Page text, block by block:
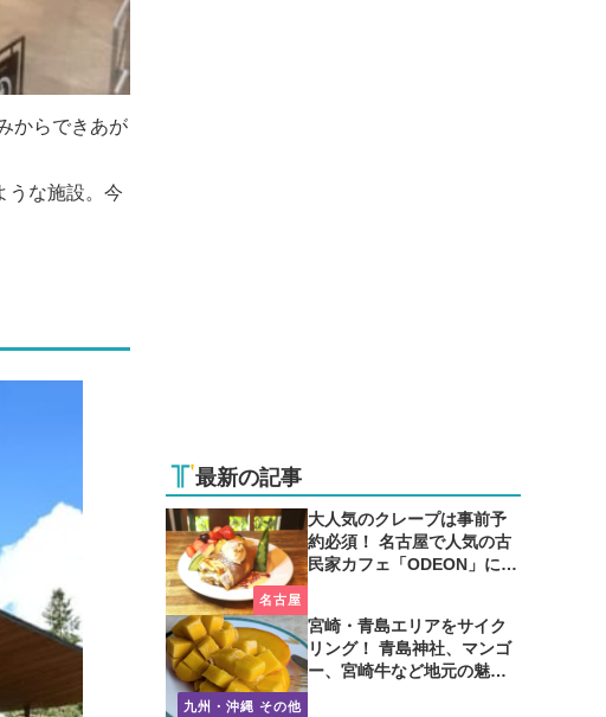
からできあが
うな施設。今
最新の記事
名古屋
大人気のクレープは事前予
約必須！ 名古屋で人気の古
民家カフェ「ODEON」に行
九州・沖縄 その他
宮崎・青島エリアをサイク
リング！ 青島神社、マンゴ
ー、宮崎牛など地元の魅力